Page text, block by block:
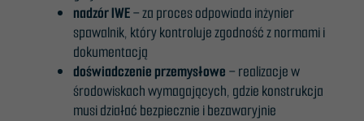
nadzór IWE– za proces odpowiada inżynier
spawalnik, który kontroluje zgodność z normami i
dokumentacją
doświadczenie przemysłowe – realizacje w
środowiskach wymagających, gdzie konstrukcja
musi działać bezpiecznie i bezawaryjnie